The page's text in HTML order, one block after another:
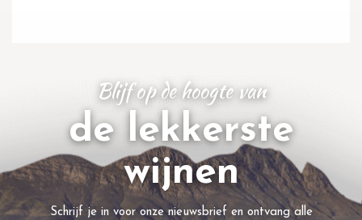
Blijf op de hoogte van
de lekkerste
wijnen
Schrijf je in voor onze nieuwsbrief en ontvang alle